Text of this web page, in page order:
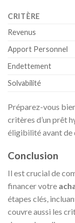
CRITÈRE
Revenus
Apport Personnel
Endettement
Solvabilité
Préparez-vous
critères d’un prêt
éligibilité avant de
Conclusion
Il est crucial de
financer votre
étapes clés,
couvre aussi les